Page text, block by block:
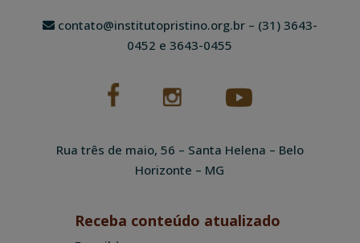
contato@institutopristino.org.br– (31) 3643-
0452 e 3643-0455
Rua três de maio, 56 – Santa Helena – Belo
Horizonte – MG
Receba conteúdo atualizado